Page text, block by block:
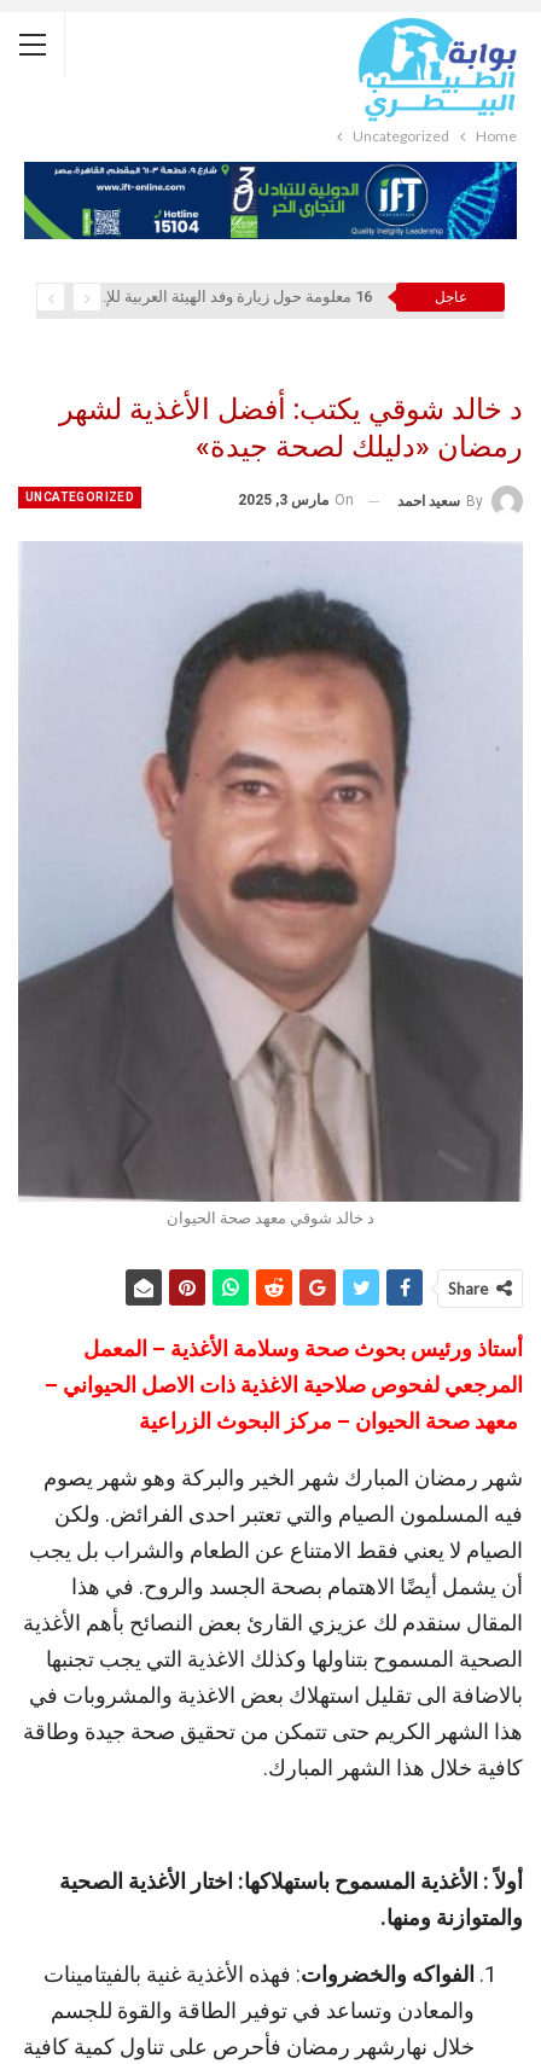
Home
Uncategorized
عاجل 16 معلومة حول زيارة وفد الهيئة العربية للإستثمار والإنماء الزراعي إلي السعودية
د خالد شوقي يكتب: أفضل الأغذية لشهر
رمضان «دليلك لصحة جيدة»
UNCATEGORIZED By سعيد احمد On مارس 3, 2025
د خالد شوقي معهد صحة الحيوان
Share
أستاذ ورئيس بحوث صحة وسلامة الأغذية – المعمل
المرجعي لفحوص صلاحية الاغذية ذات الاصل الحيواني –
معهد صحة الحيوان – مركز البحوث الزراعية
شهر رمضان المبارك شهر الخير والبركة وهو شهر يصوم
فيه المسلمون الصيام والتي تعتبر احدى الفرائض. ولكن
الصيام لا يعني فقط الامتناع عن الطعام والشراب بل يجب
أن يشمل أيضًا الاهتمام بصحة الجسد والروح. في هذا
المقال سنقدم لك عزيزي القارئ بعض النصائح بأهم الأغذية
الصحية المسموح بتناولها وكذلك الاغذية التي يجب تجنبها
بالاضافة الى تقليل استهلاك بعض الاغذية والمشروبات في
هذا الشهر الكريم حتى تتمكن من تحقيق صحة جيدة وطاقة
كافية خلال هذا الشهر المبارك.
أولاً: الأغذية المسموح باستهلاكها: اختار
الأغذية الصحية
والمتوازنة ومنها.
الفواكه والخضروات: فهذه الأغذية غنية بالفيتامينات
والمعادن وتساعد في توفير الطاقة والقوة للجسم
خلال نهارشهر رمضان فأحرص على تناول كمية كافية